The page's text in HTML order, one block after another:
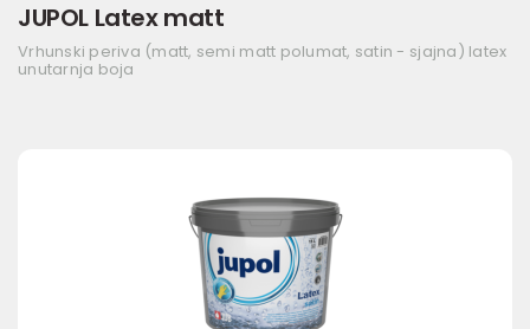
JUPOL Latex matt
Vrhunski periva (matt, semi matt polumat, satin - sjajna) latex
unutarnja boja